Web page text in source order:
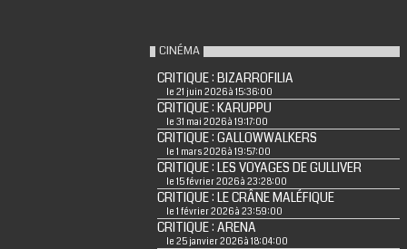
CINÉMA
CRITIQUE : BIZARROFILIA
le 21 juin 2026 à 15:36:00
CRITIQUE : KARUPPU
le 31 mai 2026 à 19:17:00
CRITIQUE : GALLOWWALKERS
le 1 mars 2026 à 19:57:00
CRITIQUE : LES VOYAGES DE GULLIVER
le 15 février 2026 à 23:28:00
CRITIQUE : LE CRÂNE MALÉFIQUE
le 1 février 2026 à 23:59:00
CRITIQUE : ARENA
le 25 janvier 2026 à 18:04:00